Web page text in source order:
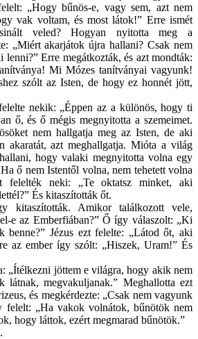
„Hogy bűnös-e, vagy sem, azt nem
vak voltam, és most látok!” Erre ismét
veled? Hogyan nyitotta meg a
„Miért akarjátok újra hallani? Csak nem
Erre megátkozták, és azt mondták:
Mi Mózes tanítványai vagyunk!
szólt az Isten, de hogy ez honnét jött,
nekik: „Éppen az a különös, hogy ti
ő, és ő mégis megnyitotta a szemeimet.
nem hallgatja meg az Isten, de aki
akaratát, azt meghallgatja. Mióta a világ
hogy valaki megnyitotta volna egy
ő nem Istentől volna, nem tehetett volna
felelték neki: „Te oktatsz minket, aki
És kitaszították őt.
kitaszították. Amikor találkozott vele,
e az Emberfiában?” Ő így válaszolt: „Ki
benne?” Jézus ezt felelte: „Látod őt, aki
az ember így szólt: „Hiszek, Uram!” És
„Ítélkezni jöttem e világra, hogy akik nem
látnak, megvakuljanak.” Meghallotta ezt
és megkérdezte: „Csak nem vagyunk
felelt: „Ha vakok volnátok, bűnötök nem
hogy láttok, ezért megmarad bűnötök.”